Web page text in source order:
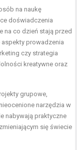
na naukę
doświadczenia
na co dzień stają przed
prowadzenia
czy strategia
kreatywne oraz
grupowe,
narzędzia w
nabywają praktyczne
się świecie